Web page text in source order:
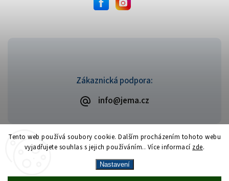
Tento web používá soubory cookie. Dalším procházením tohoto webu
vyjadřujete souhlas s jejich používáním.. Více informací zde.
Nastavení
Zákaznická podpora:
info@jema.cz
Copyright 2026JEMA.cz. Všechna práva vyhrazena.
VytvořilShoptet| Design